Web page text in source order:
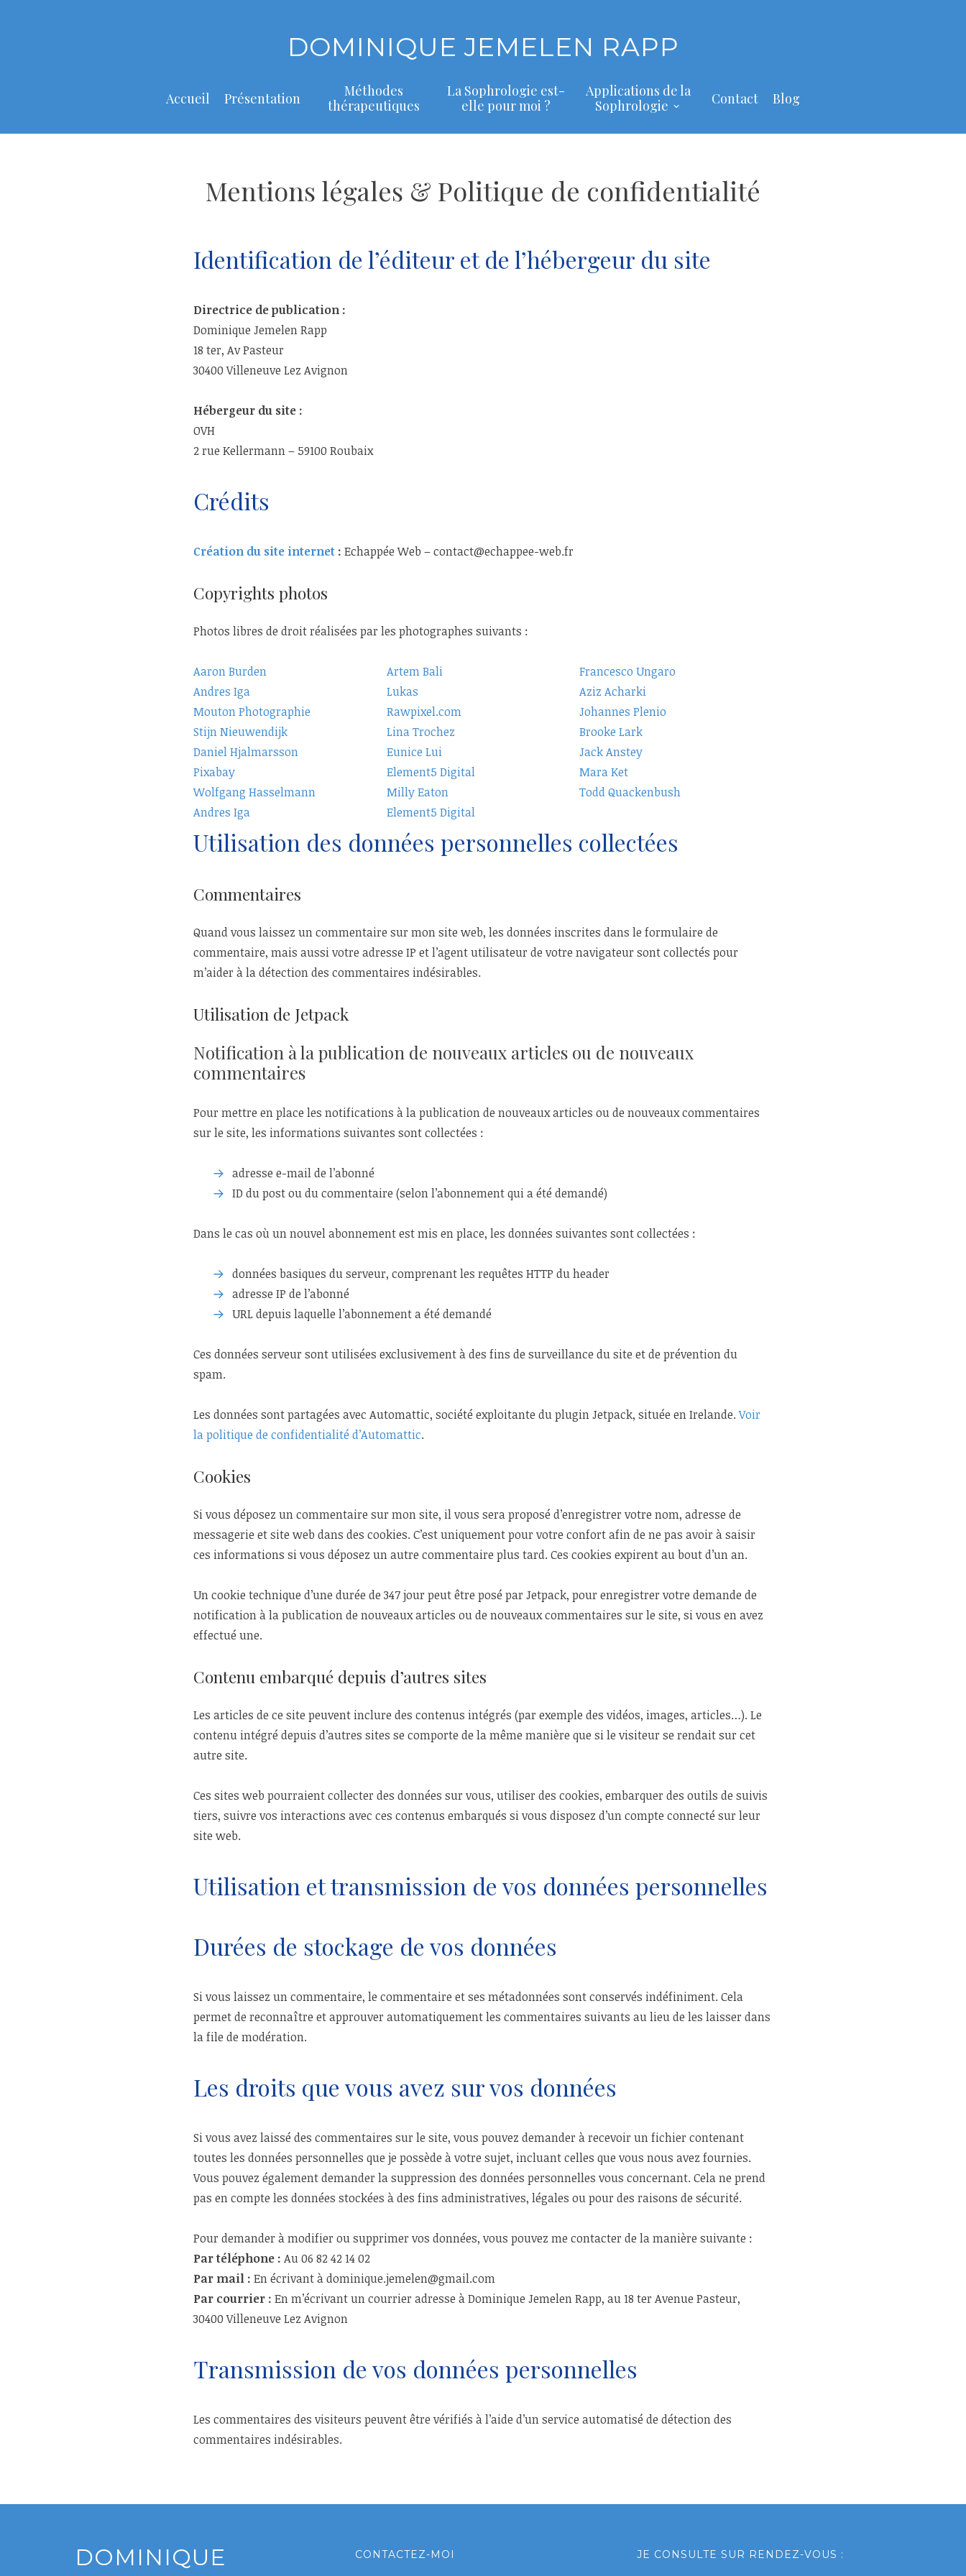
DOMINIQUE JEMELEN RAPP
Accueil Présentation
Méthodes
thérapeutiques
La Sophrologie est-
elle pour moi ?
Applications de la
Sophrologie
Contact Blog
Mentions légales & Politique de confidentialité
Identification de l’éditeur et de l’hébergeur du site
Directrice de publication :
Dominique Jemelen Rapp
18 ter, Av Pasteur
30400 Villeneuve Lez Avignon
Hébergeur du site :
OVH
2 rue Kellermann – 59100 Roubaix
Crédits
Création du site internet :Echappée Web – contact@echappee-web.fr
Copyrights photos
Photos libres de droit réalisées par les photographes suivants :
Aaron Burden
Andres Iga
Mouton Photographie
Stijn Nieuwendijk
Daniel Hjalmarsson
Pixabay
Wolfgang Hasselmann
Andres Iga
Artem Bali
Lukas
Rawpixel.com
Lina Trochez
Eunice Lui
Element5 Digital
Milly Eaton
Element5 Digital
Francesco Ungaro
Aziz Acharki
Johannes Plenio
Brooke Lark
Jack Anstey
Mara Ket
Todd Quackenbush
Utilisation des données personnelles collectées
Commentaires
Quand vous laissez un commentaire sur mon site web, les données inscrites dans le formulaire de
commentaire, mais aussi votre adresse IP et l’agent utilisateur de votre navigateur sont collectés pour
m’aider à la détection des commentaires indésirables.
Utilisation de Jetpack
Notification à la publication de nouveaux articles ou de nouveaux
commentaires
Pour mettre en place les notifications à la publication de nouveaux articles ou de nouveaux commentaires
sur le site, les informations suivantes sont collectées :
adresse e-mail de l’abonné
ID du post ou du commentaire (selon l’abonnement qui a été demandé)
Dans le cas où un nouvel abonnement est mis en place, les données suivantes sont collectées :
données basiques du serveur, comprenant les requêtes HTTP du header
adresse IP de l’abonné
URL depuis laquelle l’abonnement a été demandé
Ces données serveur sont utilisées exclusivement à des fins de surveillance du site et de prévention du
spam.
Les données sont partagées avec Automattic, société exploitante du plugin Jetpack, située en Irelande.Voir
la politique de confidentialité d’Automattic.
Cookies
Si vous déposez un commentaire sur mon site, il vous sera proposé d’enregistrer votre nom, adresse de
messagerie et site web dans des cookies. C’est uniquement pour votre confort afin de ne pas avoir à saisir
ces informations si vous déposez un autre commentaire plus tard. Ces cookies expirent au bout d’un an.
Un cookie technique d’une durée de 347 jour peut être posé par Jetpack, pour enregistrer votre demande de
notification à la publication de nouveaux articles ou de nouveaux commentaires sur le site, si vous en avez
effectué une.
Contenu embarqué depuis d’autres sites
Les articles de ce site peuvent inclure des contenus intégrés (par exemple des vidéos, images, articles…). Le
contenu intégré depuis d’autres sites se comporte de la même manière que si le visiteur se rendait sur cet
autre site.
Ces sites web pourraient collecter des données sur vous, utiliser des cookies, embarquer des outils de suivis
tiers, suivre vos interactions avec ces contenus embarqués si vous disposez d’un compte connecté sur leur
site web.
Utilisation et transmission de vos données personnelles
Durées de stockage de vos données
Si vous laissez un commentaire, le commentaire et ses métadonnées sont conservés indéfiniment. Cela
permet de reconnaître et approuver automatiquement les commentaires suivants au lieu de les laisser dans
la file de modération.
Les droits que vous avez sur vos données
Si vous avez laissé des commentaires sur le site, vous pouvez demander à recevoir un fichier contenant
toutes les données personnelles que je possède à votre sujet, incluant celles que vous nous avez fournies.
Vous pouvez également demander la suppression des données personnelles vous concernant. Cela ne prend
pas en compte les données stockées à des fins administratives, légales ou pour des raisons de sécurité.
Pour demander à modifier ou supprimer vos données, vous pouvez me contacter de la manière suivante :
Par téléphone : Au 06 82 42 14 02
Par mail : En écrivant à dominique.jemelen@gmail.com
Par courrier : En m’écrivant un courrier adresse à Dominique Jemelen Rapp, au 18 ter Avenue Pasteur,
30400 Villeneuve Lez Avignon
Transmission de vos données personnelles
Les commentaires des visiteurs peuvent être vérifiés à l’aide d’un service automatisé de détection des
commentaires indésirables.
DOMINIQUE
CONTACTEZ-MOI JE CONSULTE SUR RENDEZ-VOUS :